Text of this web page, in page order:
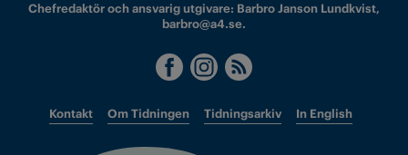
Chefredaktör och ansvarig utgivare: Barbro Janson Lundkvist,
barbro@a4.se.
Kontakt Om Tidningen Tidningsarkiv In English